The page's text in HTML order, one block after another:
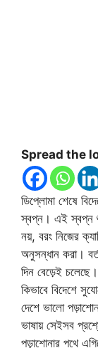
Spread the
ডিপ্লোমা শেষে
স্বপ্ন। এই স্বপ্ন
নয়, বরং নিজের
অনুসন্ধান করা।
দিন বেড়েই
কিভাবে বিদেশে
দেশে ভালো
ভাষায় সেইসব
পড়াশোনার পথে